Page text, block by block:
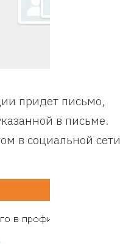
придет письмо,
в письме.
в социальной сети